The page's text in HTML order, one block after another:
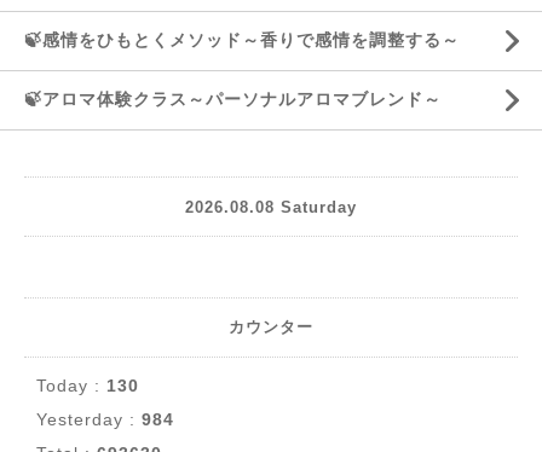
🍃感情をひもとくメソッド～香りで感情を調整する～
🍃アロマ体験クラス～パーソナルアロマブレンド～
2026.08.08 Saturday
カウンター
Today : 130
Yesterday : 984